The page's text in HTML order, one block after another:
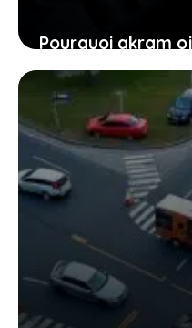
Pourquoi akram
automobile qui
jeunes
22 janvier 2026